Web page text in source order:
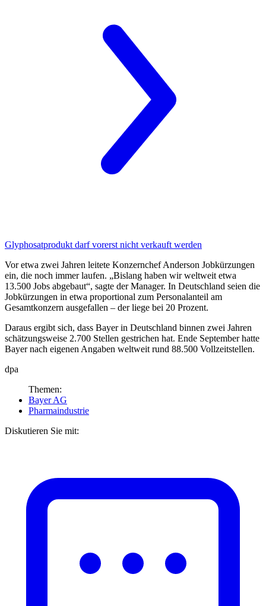
Glyphosatprodukt darf vorerst nicht verkauft werden
Vor etwa zwei Jahren leitete Konzernchef Anderson Jobkürzungen
ein, die noch immer laufen. „Bislang haben wir weltweit etwa
13.500 Jobs abgebaut“, sagte der Manager. In Deutschland seien die
Jobkürzungen in etwa proportional zum Personalanteil am
Gesamtkonzern ausgefallen – der liege bei 20 Prozent.
Daraus ergibt sich, dass Bayer in Deutschland binnen zwei Jahren
schätzungsweise 2.700 Stellen gestrichen hat. Ende September hatte
Bayer nach eigenen Angaben weltweit rund 88.500 Vollzeitstellen.
dpa
Themen:
Bayer AG
Pharmaindustrie
Diskutieren Sie mit: